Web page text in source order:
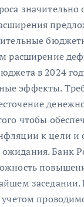
значительно
расширение
в 2024
эффекты.
чтобы
к цели и
Банк
заседании.
учетом